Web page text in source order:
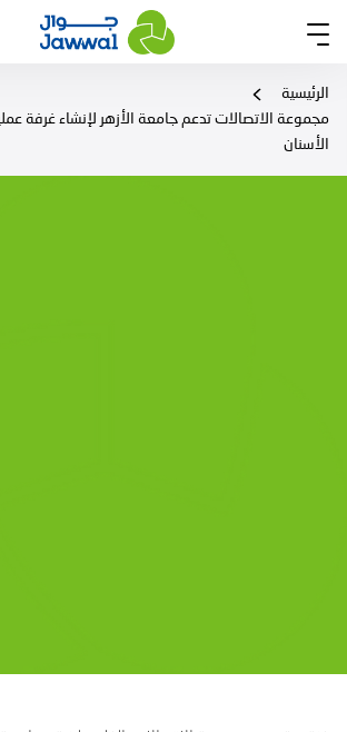
الرئيسية
مجموعة الاتصالات تدعم جامعة الأزهر لإنشاء غرفة
الأسنان